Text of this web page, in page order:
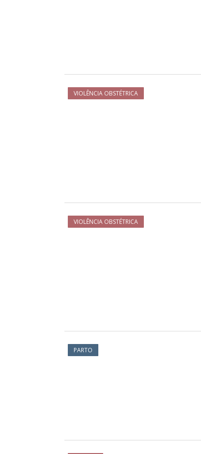
VIOLÊNCIA OBSTÉTRICA
VIOLÊNCIA OBSTÉTRICA
PARTO